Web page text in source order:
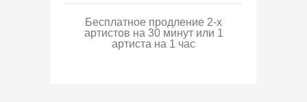
Бесплатное продление 2-х
артистов на 30 минут или 1
артиста на 1 час